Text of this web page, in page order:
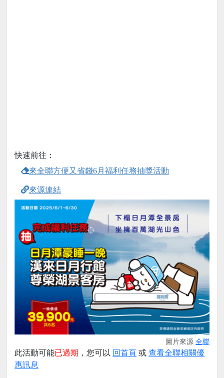
快速前往：
來全聯方便又省錢6月福利任務抽獎活動
來源連結
圖片來源 全聯
此活動可能已過期 ，您可以 回首頁 或 查看全聯相關優
惠訊息